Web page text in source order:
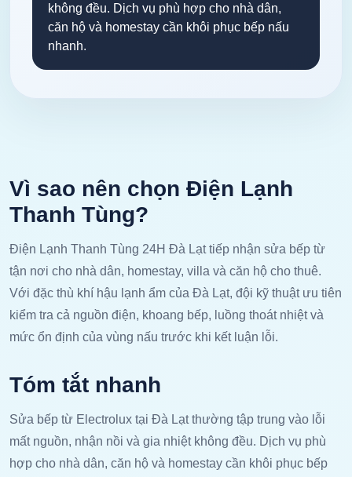
không đều. Dịch vụ phù hợp cho nhà dân,
căn hộ và homestay cần khôi phục bếp nấu
nhanh.
Vì sao nên chọn Điện Lạnh
Thanh Tùng?
Điện Lạnh Thanh Tùng 24H Đà Lạt tiếp nhận sửa bếp từ
tận nơi cho nhà dân, homestay, villa và căn hộ cho thuê.
Với đặc thù khí hậu lạnh ẩm của Đà Lạt, đội kỹ thuật ưu tiên
kiểm tra cả nguồn điện, khoang bếp, luồng thoát nhiệt và
mức ổn định của vùng nấu trước khi kết luận lỗi.
Tóm tắt nhanh
Sửa bếp từ Electrolux tại Đà Lạt thường tập trung vào lỗi
mất nguồn, nhận nồi và gia nhiệt không đều. Dịch vụ phù
hợp cho nhà dân, căn hộ và homestay cần khôi phục bếp